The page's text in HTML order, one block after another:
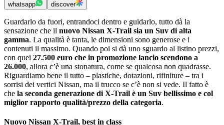
whatsapp discover
Guardarlo da fuori, entrandoci dentro e guidarlo, tutto dà la
sensazione che il nuovo Nissan X-Trail sia un Suv di alta
gamma. La qualità è tanta, le dimensioni sono generose e i
contenuti il massimo. Quando poi si dà uno sguardo al listino prezzi,
con quei 27.500 euro che in promozione lancio scendono a
26.000, allora cʼè una stonatura, come se qualcosa non quadrasse.
Riguardiamo bene il tutto ‒ plastiche, dotazioni, rifiniture ‒ tra i
sorrisi dei vertici Nissan, ma il trucco se cʼè non si vede. Il fatto è
che la seconda generazione di X-Trail è un Suv bellissimo e col
miglior rapporto qualità/prezzo della categoria.
Nuovo Nissan X-Trail, best in class